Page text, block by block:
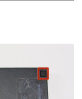
Pubblica commento